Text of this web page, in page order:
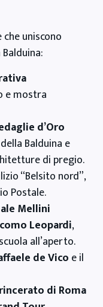
uniscono
e mostra
d’Oro
Balduina e
di pregio.
“Belsito nord”,
Postale.
Mellini
Leopardi,
all’aperto.
de Vico e il
di Roma